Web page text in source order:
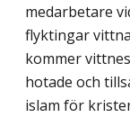
medarbetare
flyktingar
kommer
hotade och
islam för